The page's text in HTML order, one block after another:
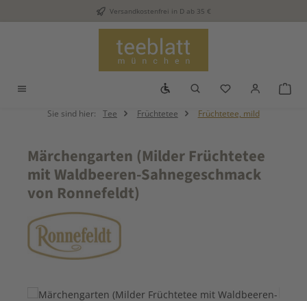
Zum Hauptinhalt springenVersandkostenfrei in D ab 35 €
Werkzeugleiste anzeigen
Du hast 0
Sie sind hier: Tee Früchtetee Früchtetee, mild
Märchengarten (Milder Früchtetee
mit Waldbeeren-Sahnegeschmack
von Ronnefeldt)
Bildergalerie überspringen